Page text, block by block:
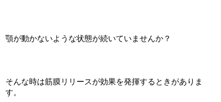
顎が動かないような状態が続いていませんか？
そんな時は筋膜リリースが効果を発揮するときがありま
す。